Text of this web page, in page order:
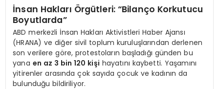
İnsan Hakları Örgütleri: “Bilanço Korkutucu
Boyutlarda”
ABD merkezli İnsan Hakları Aktivistleri Haber Ajansı
(HRANA) ve diğer sivil toplum kuruluşlarından derlenen
son verilere göre, protestoların başladığı günden bu
yana en az 3 bin 120 kişi hayatını kaybetti. Yaşamını
yitirenler arasında çok sayıda çocuk ve kadının da
bulunduğu bildiriliyor.